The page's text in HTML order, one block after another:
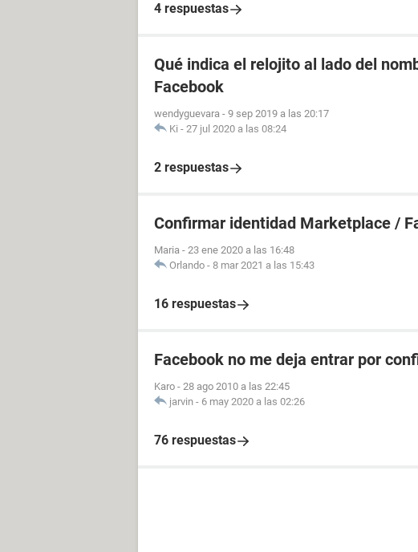
4 respuestas
Qué indica el relojito al lado del
Facebook
wendyguevara - 9 sep 2019 a las 20:17
Ki - 27 jul 2020 a las 08:24
2 respuestas
Confirmar identidad Marketplace /
Maria - 23 ene 2020 a las 16:48
Orlando - 8 mar 2021 a las 15:43
16 respuestas
Facebook no me deja entrar por
Karo - 28 ago 2010 a las 22:45
jarvin - 6 may 2020 a las 02:26
76 respuestas